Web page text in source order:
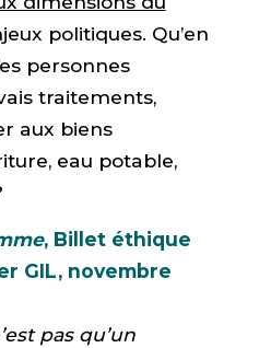
politiques. Qu’en
personnes
traitements,
aux biens
eau potable,
, Billet éthique
GIL, novembre
pas qu’un